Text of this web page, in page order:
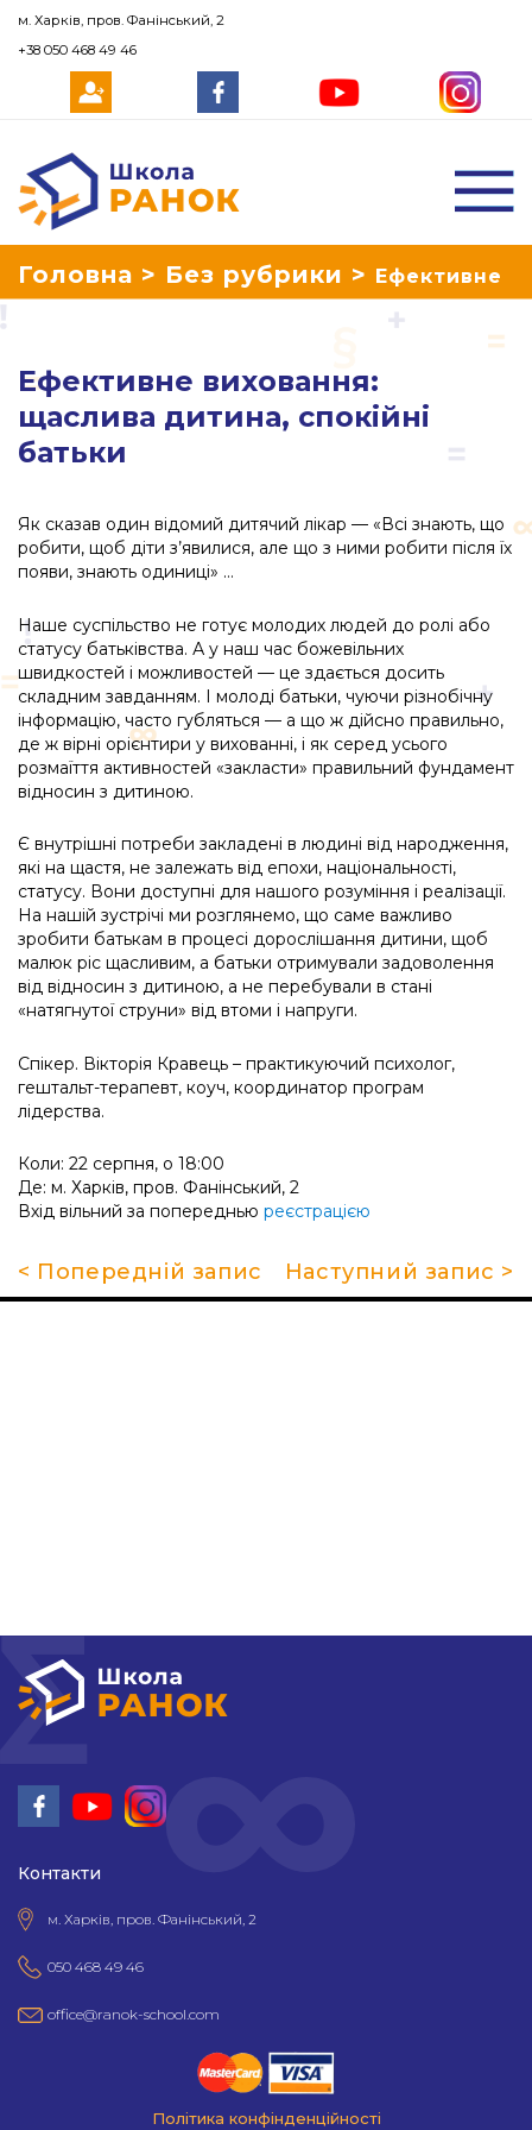
Школа Ранок
Головна > Без рубрики > Ефективне
батьки
Ефективне виховання:
щаслива дитина, спокійні
батьки
Як сказав один відомий дитячий лікар — «Всі знають, що
робити, щоб діти з’явилися, але що з ними робити після їх
появи, знають одиниці» …
Наше суспільство не готує молодих людей до ролі або
статусу батьківства. А у наш час божевільних
швидкостей і можливостей — це здається досить
складним завданням. І молоді батьки, чуючи різнобічну
інформацію, часто губляться — а що ж дійсно правильно,
де ж вірні орієнтири у вихованні, і як серед усього
розмаїття активностей «закласти» правильний фундамент
відносин з дитиною.
Є внутрішні потреби закладені в людині від народження,
які на щастя, не залежать від епохи, національності,
статусу. Вони доступні для нашого розуміння і реалізації.
На нашій зустрічі ми розглянемо, що саме важливо
зробити батькам в процесі дорослішання дитини, щоб
малюк ріс щасливим, а батьки отримували задоволення
від відносин з дитиною, а не перебували в стані
«натягнутої струни» від втоми і напруги.
Спікер. Вікторія Кравець – практикуючий психолог,
гештальт-терапевт, коуч, координатор програм
лідерства.
Коли: 22 серпня, о 18:00
Де: м. Харків, пров. Фанінський, 2
Вхід вільний за попереднью реєстрацією
< Попередній запис Наступний запис >
Контакти
м. Харків, пров. Фанінський, 2
050 468 49 46
office@ranok-school.com
Політика конфінденційності
м. Харків, пров. Фанінський, 2
+38 050 468 49 46